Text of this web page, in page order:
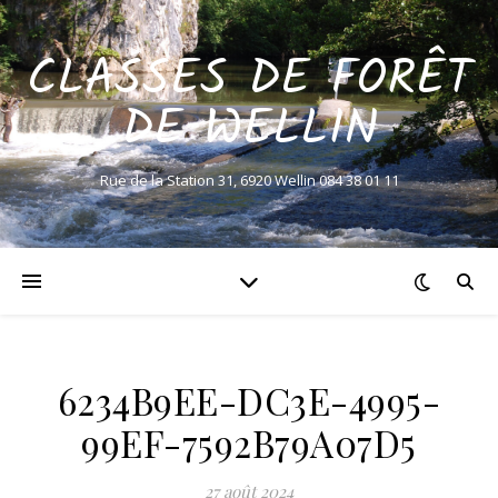
CLASSES DE FORÊT
DE WELLIN
Rue de la Station 31, 6920 Wellin 084 38 01 11
6234B9EE-DC3E-4995-
99EF-7592B79A07D5
27 août 2024